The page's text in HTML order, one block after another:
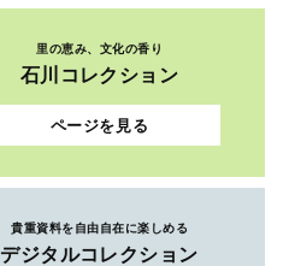
里の恵み、文化の香り
石川コレクション
ページを見る
貴重資料を自由自在に楽しめる
デジタルコレクション